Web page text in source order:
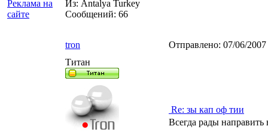
Реклама на
сайте
Из: Antalya Turkey
Сообщений: 66
tron Отправлено: 07/06/
Титан
Re: зы кап оф тии
Всегда рады